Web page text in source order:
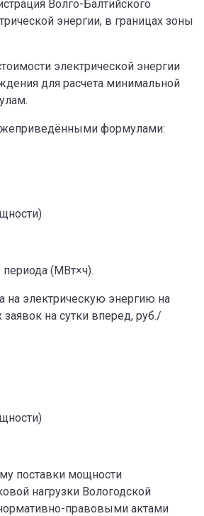
Волго-Балтийского
энергии, в границах зоны
электрической энергии
для расчета минимальной
формулами:
периода (МВт×ч).
на электрическую энергию на
на сутки вперед, руб./
поставки мощности
нагрузки Вологодской
правовыми актами